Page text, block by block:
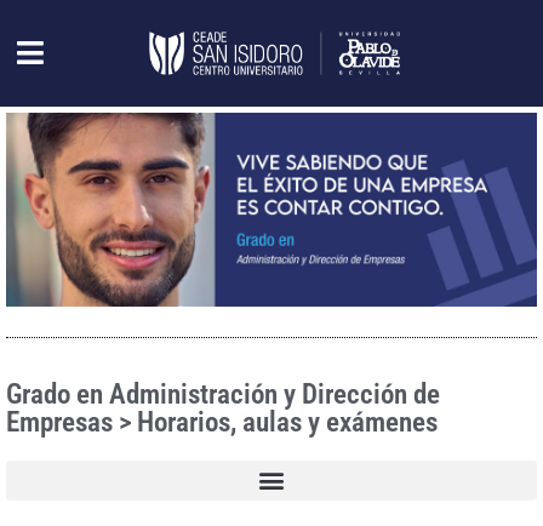
Grado en Administración y Dirección de
Empresas > Horarios, aulas y exámenes